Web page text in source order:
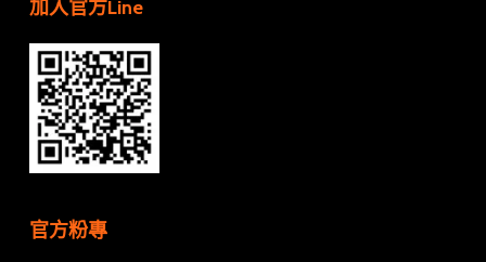
加入官方Line
官方粉專